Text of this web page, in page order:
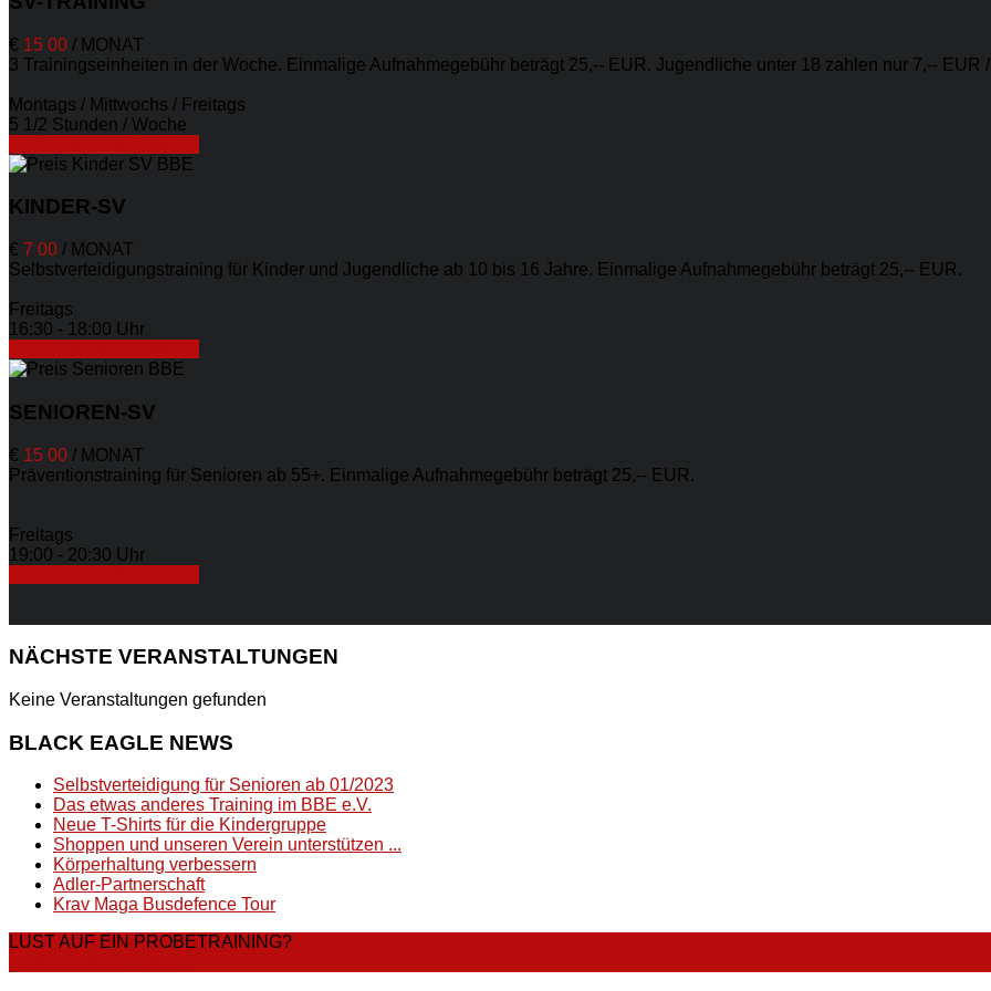
€ 15 00 / MONAT
3 Trainingseinheiten in der Woche. Einmalige Aufnahmegebühr beträgt 25,-- EUR. Jugendliche unter 18 zahlen nur 7,-- EUR
Montags / Mittwochs / Freitags
5 1/2 Stunden / Woche
KINDER-SV
€ 7 00 / MONAT
Selbstverteidigungstraining für Kinder und Jugendliche ab 10 bis 16 Jahre. Einmalige Aufnahmegebühr beträgt 25,-- EUR.
Freitags
16:30 - 18:00 Uhr
SENIOREN-SV
€ 15 00 / MONAT
Präventionstraining für Senioren ab 55+. Einmalige Aufnahmegebühr beträgt 25,-- EUR.
Freitags
19:00 - 20:30 Uhr
NÄCHSTE VERANSTALTUNGEN
Keine Veranstaltungen gefunden
BLACK EAGLE NEWS
Selbstverteidigung für Senioren ab 01/2023
Das etwas anderes Training im BBE e.V.
Neue T-Shirts für die Kindergruppe
Shoppen und unseren Verein unterstützen ...
Körperhaltung verbessern
Adler-Partnerschaft
Krav Maga Busdefence Tour
LUST AUF EIN PROBETRAINING?